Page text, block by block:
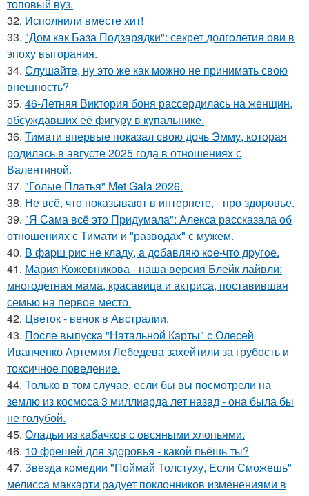
топовый вуз.
32. Исполнили вместе хит!
33. "Дом как База Подзарядки": секрет долголетия ови в
эпоху выгорания.
34. Слушайте, ну это же как можно не принимать свою
внешность?
35. 46-Летняя Виктория боня рассердилась на женщин,
обсуждавших её фигуру в купальнике.
36. Тимати впервые показал свою дочь Эмму, которая
родилась в августе 2025 года в отношениях с
Валентиной.
37. "Голые Платья" Met Gala 2026.
38. Не всё, что показывают в интернете, - про здоровье.
39. "Я Сама всё это Придумала": Алекса рассказала об
отношениях с Тимати и "разводах" с мужем.
40. B фapш pиc не клaду, a дoбaвляю кoе-чтo дpугoe.
41. Мария Кожевникова - наша версия Блейк лайвли:
многодетная мама, красавица и актриса, поставившая
семью на первое место.
42. Цветок - венок в Австралии.
43. После выпуска "Натальной Карты" с Олесей
Иванченко Артемия Лебедева захейтили за грубость и
токсичное поведение.
44. Только в том случае, если бы вы посмотрели на
землю из космоса 3 миллиарда лет назад - она была бы
не голубой.
45. Оладьи из кабачков с овсяными хлопьями.
46. 10 фрешей для здоровья - какой пьёшь ты?
47. Звезда комедии "Поймай Толстуху, Если Сможешь"
мелисса маккарти радует поклонников изменениями в